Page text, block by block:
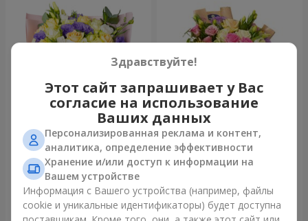
Букет "Цветные сны"
3 656 грн
Заказать
Букет "Цветочное Selfie!"
Заказать
Здравствуйте!
Этот сайт запрашивает у Вас
согласие на использование
Ваших данных
Персонализированная реклама и контент,
аналитика, определение эффективности
Хранение и/или доступ к информации на
Вашем устройстве
Информация с Вашего устройства (например, файлы
cookie и уникальные идентификаторы) будет доступна